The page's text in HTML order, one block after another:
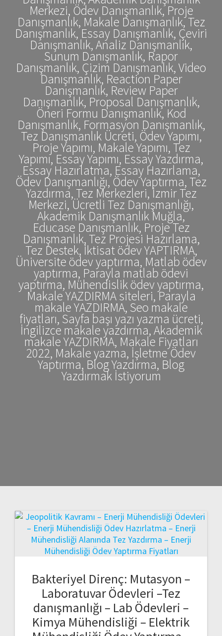
Merkezi, Ödev Danışmanlık, Proje
Danışmanlık, Makale Danışmanlık, Tez
Danışmanlık, Essay Danışmanlık, Çeviri
Danışmanlık, Analiz Danışmanlık,
Sunum Danışmanlık, Rapor
Danışmanlık, Çizim Danışmanlık, Video
Danışmanlık, Reaction Paper
Danışmanlık, Review Paper
Danışmanlık, Proposal Danışmanlık,
Öneri Formu Danışmanlık, Kod
Danışmanlık, Formasyon Danışmanlık,
Tez Danışmanlık Ücreti, Ödev Yapımı,
Proje Yapımı, Makale Yapımı, Tez
Yapımı, Essay Yapımı, Essay Yazdırma,
Essay Hazırlatma, Essay Hazırlama,
Ödev Danışmanlığı, Ödev Yaptırma, Tez
Yazdırma, Tez Merkezleri, İzmir Tez
Merkezi, Ücretli Tez Danışmanlığı,
Akademik Danışmanlık Muğla,
Educase Danışmanlık, Proje Tez
Danışmanlık, Tez Projesi Hazırlama,
Tez Destek, İktisat ödev YAPTIRMA,
Üniversite ödev yaptırma, Matlab ödev
yaptırma, Parayla matlab ödevi
yaptırma, Mühendislik ödev yaptırma,
Makale YAZDIRMA siteleri, Parayla
makale YAZDIRMA, Seo makale
fiyatları, Sayfa başı yazı yazma ücreti,
İngilizce makale yazdırma, Akademik
makale YAZDIRMA, Makale Fiyatları
2022, Makale yazma, İşletme Ödev
Yaptırma, Blog Yazdırma, Blog
Yazdırmak İstiyorum
Bakteriyel Direnç: Mutasyon –
Laboratuvar Ödevleri –Tez
danışmanlığı – Lab Ödevleri –
Kimya Mühendisliği – Elektrik